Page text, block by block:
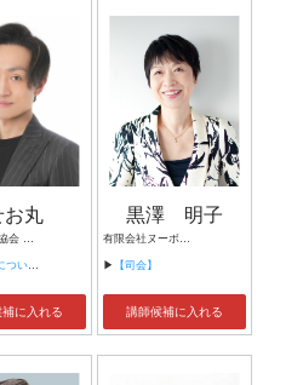
丸
AI駆動開発協会 代表理事 サイバーフリークス株式会社 代表取締役
いて】
に入れる
黒澤 明子
有限会社ヌーボヌール代表取締役
▶ 【司会】
講師候補に入れる